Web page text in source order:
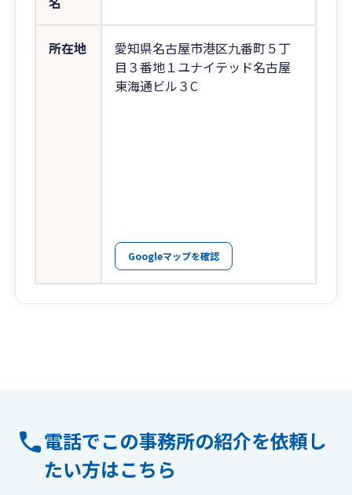
所在地
愛知県名古屋市港区九番町５丁
目３番地１ユナイテッド名古屋
東海通ビル３C
Googleマップを確認
電話でこの事務所の紹介を依頼し
たい方はこちら